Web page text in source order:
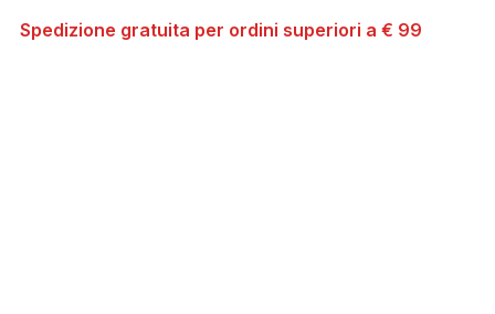
Spedizione gratuita per ordini superiori a € 99